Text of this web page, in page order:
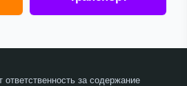
ответственность за содержание